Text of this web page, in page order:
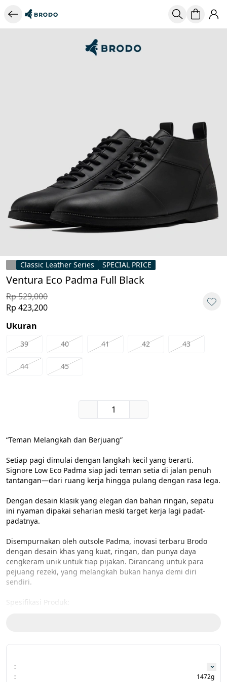
Classic Leather Series SPECIAL PRICE
Ventura Eco Padma Full Black
Rp 529,000
Rp 423,200
Ukuran
39 40 41 42 43
44 45
“Teman Melangkah dan Berjuang”
Setiap pagi dimulai dengan langkah kecil yang berarti.
Signore Low Eco Padma siap jadi teman setia di jalan penuh
tantangan—dari ruang kerja hingga pulang dengan rasa lega.
Dengan desain klasik yang elegan dan bahan ringan, sepatu
ini nyaman dipakai seharian meski target kerja lagi padat-
padatnya.
Disempurnakan oleh outsole Padma, inovasi terbaru Brodo
dengan desain khas yang kuat, ringan, dan punya daya
cengkeram unik untuk tiap pijakan. Dirancang untuk para
pejuang rezeki, yang melangkah bukan hanya demi diri
sendiri.
Spesifikasi Produk:
Lace : Round Lace
Outsole : Brodo Padma
:
:
1472g